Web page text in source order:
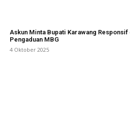
Askun Minta Bupati Karawang Responsif
Pengaduan MBG
4 Oktober 2025